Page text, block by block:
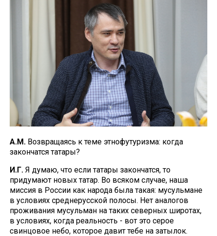
А.М. Возвращаясь к теме этнофутуризма: когда
закончатся татары?
И.Г. Я думаю, что если татары закончатся, то
придумают новых татар. Во всяком случае, наша
миссия в России как народа была такая: мусульмане
в условиях среднерусской полосы. Нет аналогов
проживания мусульман на таких северных широтах,
в условиях, когда реальность - вот это серое
свинцовое небо, которое давит тебе на затылок.